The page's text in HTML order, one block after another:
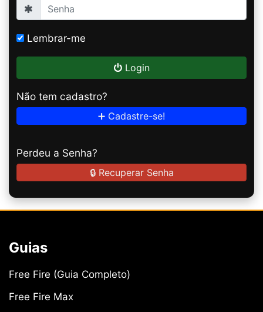
Lembrar-me
Login
Não tem cadastro?
➕ Cadastre-se!
Perdeu a Senha?
🔒 Recuperar Senha
Guias
Free Fire (Guia Completo)
Free Fire Max